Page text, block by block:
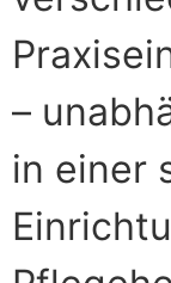
–
in einer